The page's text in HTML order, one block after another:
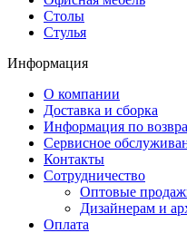
Столы
Стулья
Информация
О компании
Доставка и сборка
Информация по
Сервисное
Контакты
Сотрудничество
Оптовые
Дизайнерам и
Оплата